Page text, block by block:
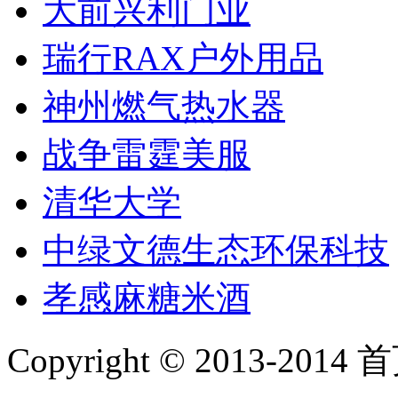
大前兴利门业
瑞行RAX户外用品
神州燃气热水器
战争雷霆美服
清华大学
中绿文德生态环保科技
孝感麻糖米酒
Copyright © 2013-2014